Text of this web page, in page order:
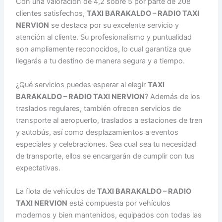
clientes satisfechos,TAXI BARAKALDO – RADIO TAXI
NERVION se destaca por su excelente servicio y
atención al cliente. Su profesionalismo y puntualidad
son ampliamente reconocidos, lo cual garantiza que
llegarás a tu destino de manera segura y a tiempo.
¿Qué servicios puedes esperar al elegirTAXI
BARAKALDO – RADIO TAXI NERVION? Además de los
traslados regulares, también ofrecen servicios de
transporte al aeropuerto, traslados a estaciones de tren
y autobús, así como desplazamientos a eventos
especiales y celebraciones. Sea cual sea tu necesidad
de transporte, ellos se encargarán de cumplir con tus
expectativas.
La flota de vehículos deTAXI BARAKALDO – RADIO
TAXI NERVION está compuesta por vehículos
modernos y bien mantenidos, equipados con todas las